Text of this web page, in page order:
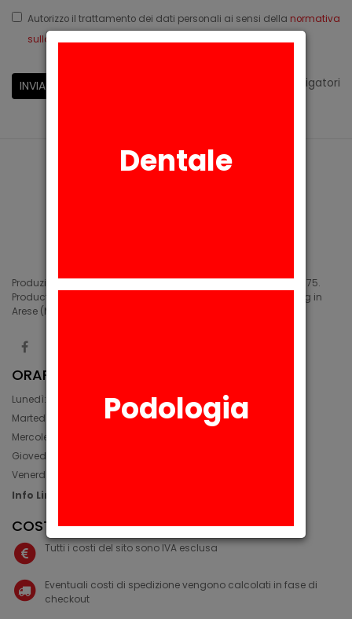
Autorizzo il trattamento dei dati personali ai sensi della normativa
sulla privacy
INVIA campi obbligatori
Produzione di siliconi medicali e industriali in Arese (MI) dal 1975.
Production of medical and industrial silicones. Manufacturing in
Arese (MI) since 1975.
ORARIO
Lunedì: 08:30 - 12:30, 14:00 - 17:45
Martedì: 08:30 - 12:30, 14:00 - 17:00
Mercoledì: 08:30 - 12:30, 14:00 - 17:00
Giovedì: 09:30 - 12:30, 14:00 - 17:00
Venerdì: 08:30 - 12:30, 14:00 - 17:00
Info Line: +39 02 93581452
COSTI IVA E SPEDIZIONE
Tutti i costi del sito sono IVA esclusa
Eventuali costi di spedizione vengono calcolati in fase di
checkout
Dentale
Podologia